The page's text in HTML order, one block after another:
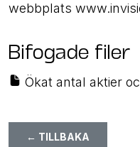
webbplats
Bifogade filer
Ökat antal aktier
← TILLBAKA